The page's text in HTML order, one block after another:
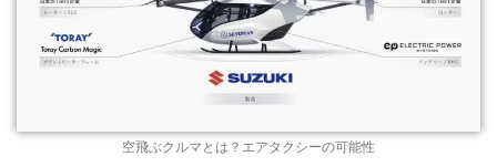
空飛ぶクルマとは？エアタクシーの可能性